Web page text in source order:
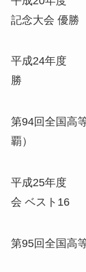
記念大会 優勝
平成24年度
勝
第94回全国高
覇）
平成25年度
会 ベスト16
第95回全国高